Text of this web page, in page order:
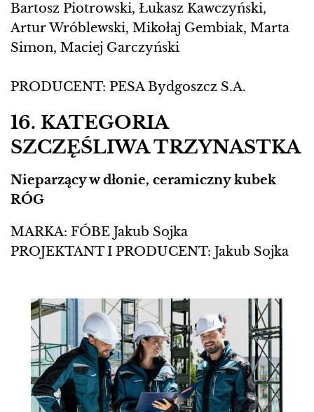
Bartosz Piotrowski, Łukasz Kawczyński,
Artur Wróblewski, Mikołaj Gembiak, Marta
Simon, Maciej Garczyński
PRODUCENT: PESA Bydgoszcz S.A.
16. KATEGORIA
SZCZĘŚLIWA TRZYNASTKA
Nieparzący w dłonie, ceramiczny kubek
RÓG
MARKA: FÓBE Jakub Sojka
PROJEKTANT I PRODUCENT: Jakub Sojka